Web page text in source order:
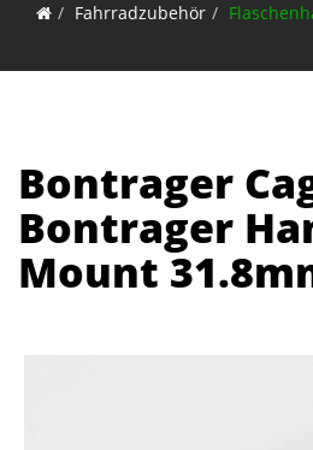
Fahrradzubehör
Bontrager
Bontrager
Mount